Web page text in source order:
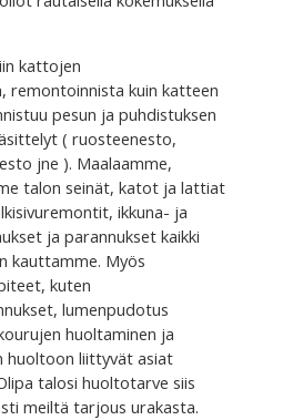
kattojen
remontoinnista kuin katteen
pesun ja puhdistuksen
( ruosteenesto,
jne ). Maalaamme,
talon seinät, katot ja lattiat
ikkuna- ja
ja parannukset kaikki
kauttamme. Myös
kuten
lumenpudotus
huoltaminen ja
huoltoon liittyvät asiat
talosi huoltotarve siis
meiltä tarjous urakasta.